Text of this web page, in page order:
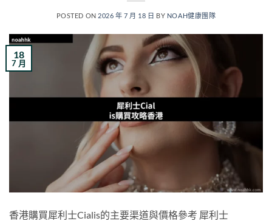
POSTED ON 2026 年 7 月 18 日 BY NOAH健康團隊
18
7 月
香港購買犀利士Cialis的主要渠道與價格參考 犀利士